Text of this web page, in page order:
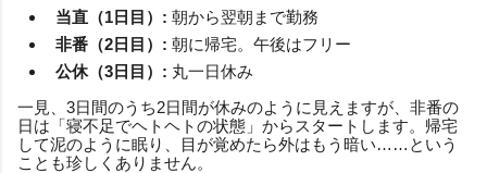
当直（1日目）: 朝から翌朝まで勤務
非番（2日目）: 朝に帰宅。午後はフリー
公休（3日目）: 丸一日休み
一見、3日間のうち2日間が休みのように見えますが、非番の
日は「寝不足でヘトヘトの状態」からスタートします。帰宅
して泥のように眠り、目が覚めたら外はもう暗い……という
ことも珍しくありません。